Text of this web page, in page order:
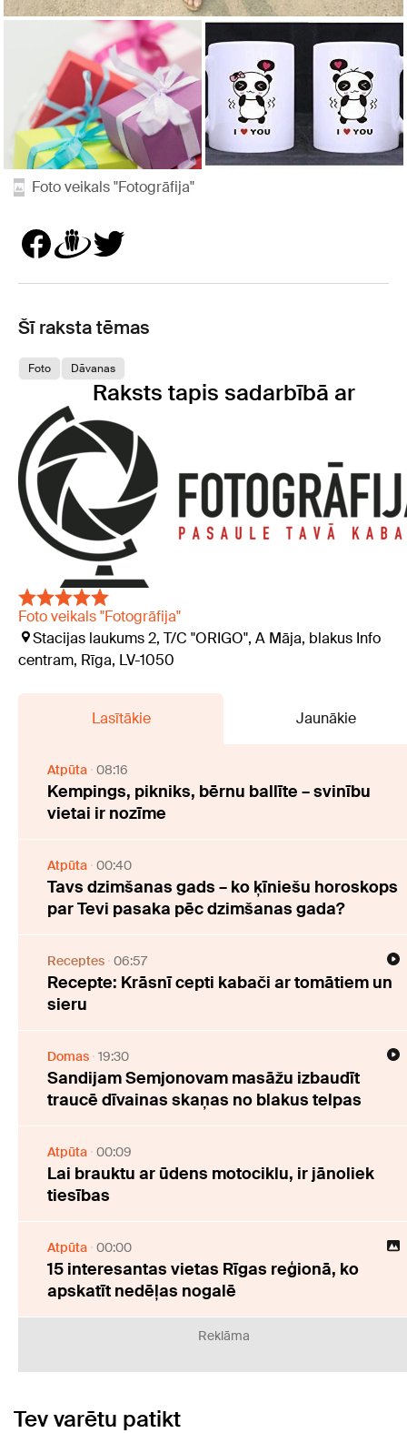
Foto veikals "Fotogrāfija"
Šī raksta tēmas
Foto Dāvanas
Raksts tapis sadarbībā ar
Foto veikals "Fotogrāfija"
Stacijas laukums 2, T/C "ORIGO", A Māja, blakus Info
centram, Rīga, LV-1050
Lasītākie Jaunākie
Atpūta 08:16
Kempings, pikniks, bērnu ballīte – svinību
vietai ir nozīme
Atpūta 00:40
Tavs dzimšanas gads – ko ķīniešu horoskops
par Tevi pasaka pēc dzimšanas gada?
Receptes 06:57
Recepte: Krāsnī cepti kabači ar tomātiem un
sieru
Domas 19:30
Sandijam Semjonovam masāžu izbaudīt
traucē dīvainas skaņas no blakus telpas
Atpūta 00:09
Lai brauktu ar ūdens motociklu, ir jānoliek
tiesības
Atpūta 00:00
15 interesantas vietas Rīgas reģionā, ko
apskatīt nedēļas nogalē
Reklāma
Tev varētu patikt